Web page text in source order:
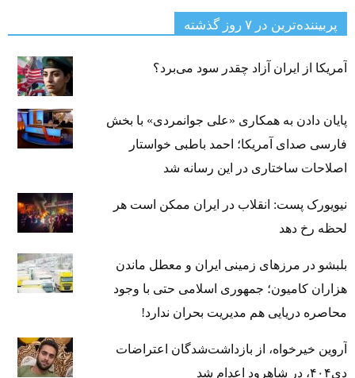
پربیننده‌ترین‌ در ۷ روز گذشته
آمریکا از ایران آزاد چقدر سود می‌برد؟
پایان دادن به همکاری «علی جوانمردی» با بخش
فارسی صدای آمریکا؛ احمد باطبی خواستار
اصلاحات ساختاری در این رسانه شد
نیویورک پست: انقلاب در ایران ممکن است هر
لحظه رخ دهد
بلبشو در مرزهای زمینی ایران و معطل ماندن
هزاران کامیون؛ جمهوری اسلامی حتی با وجود
محاصره دریایی هم مدیریت بحران ندارد!
آروین خیرخواه، از بازداشت‌شدگان اعتراضات
دی۴۰۴، در شاهرود اعدام شد